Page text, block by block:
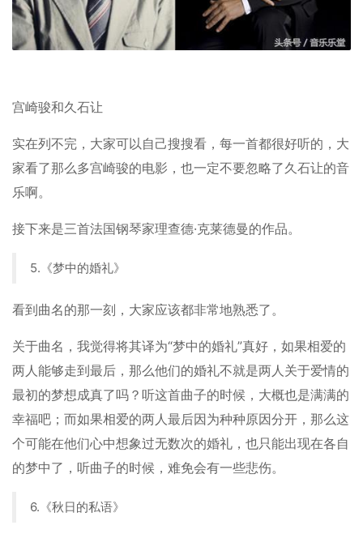
宫崎骏和久石让
实在列不完，大家可以自己搜搜看，每一首都很好听的，大
家看了那么多宫崎骏的电影，也一定不要忽略了久石让的音
乐啊。
接下来是三首法国钢琴家理查德·克莱德曼的作品。
5.《梦中的婚礼》
看到曲名的那一刻，大家应该都非常地熟悉了。
关于曲名，我觉得将其译为“梦中的婚礼”真好，如果相爱的
两人能够走到最后，那么他们的婚礼不就是两人关于爱情的
最初的梦想成真了吗？听这首曲子的时候，大概也是满满的
幸福吧；而如果相爱的两人最后因为种种原因分开，那么这
个可能在他们心中想象过无数次的婚礼，也只能出现在各自
的梦中了，听曲子的时候，难免会有一些悲伤。
6.《秋日的私语》